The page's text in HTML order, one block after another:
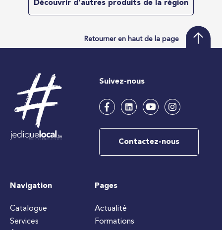
Découvrir d'autres produits de la région
Retourner en haut de la page
Suivez-nous
Contactez-nous
Navigation
Catalogue
Services
Pages
Actualité
Formations